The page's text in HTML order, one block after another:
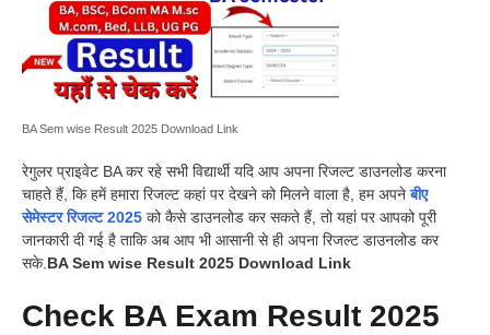
BA Sem wise Result 2025 Download Link
रेगुलर प्राइवेट BA कर रहे सभी विद्यार्थी यदि आप अपना रिजल्ट डाउनलोड करना
चाहते हैं, कि हमें हमारा रिजल्ट कहां पर देखने को मिलने वाला है, हम अपनेबीए
सेमेस्टर रिजल्ट 2025 को कैसे डाउनलोड कर सकते हैं, तो यहां पर आपको पूरी
जानकारी दी गई है ताकि अब आप भी आसानी से ही अपना रिजल्ट डाउनलोड कर
सके.BA Sem wise Result 2025 Download Link
Check BA Exam Result 2025